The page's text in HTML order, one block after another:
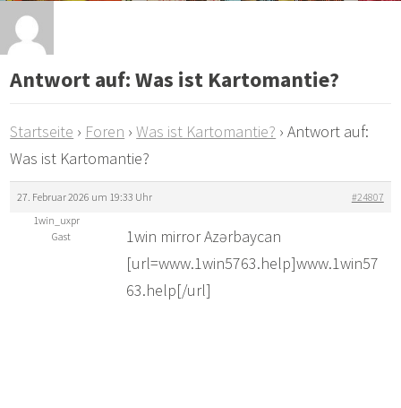
Antwort auf: Was ist Kartomantie?
Startseite › Foren › Was ist Kartomantie? › Antwort auf:
Was ist Kartomantie?
27. Februar 2026 um 19:33 Uhr
#24807
1win_uxpr
Gast
1win mirror Azərbaycan
[url=www.1win5763.help]www.1win57
63.help[/url]